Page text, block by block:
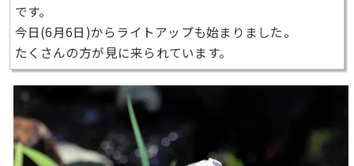
です。
今日(6月6日)からライトアップも始まりました。
たくさんの方が見に来られています。